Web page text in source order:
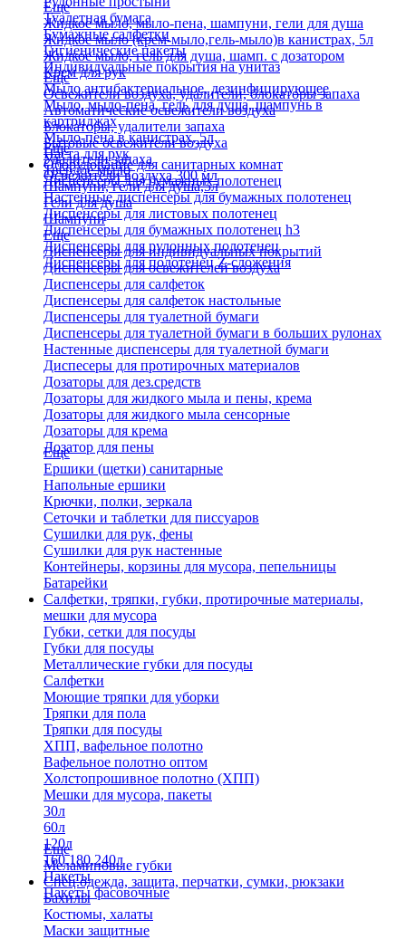
Туалетная бумага
Бумажные салфетки
Гигиенические пакеты
Индивидуальные покрытия на унитаз
Еще
Жидкое мыло, мыло-пена, шампуни, гели для душа
Жидкое мыло (крем-мыло,гель-мыло)в канистрах, 5л
Жидкое мыло, гель для душа, шамп. с дозатором
Крем для рук
Мыло антибактериальное, дезинфицирующее
Мыло, мыло-пена, гель для душа, шампунь в
картриджах
Мыло-пена в канистрах, 5л
Паста для рук
Твердое мыло
Шампуни, гели для душа,5л
Гели для душа
Шампуни
Еще
Освежители воздуха, удалители, блокаторы запаха
Автоматические освежители воздуха
Блокаторы, удалители запаха
Бытовые освежители воздуха
Удалители запаха
Освежители воздуха 300 мл
Еще
Оборудование для санитарных комнат
Диспенсеры для бумажных полотенец
Настенные диспенсеры для бумажных полотенец
Диспенсеры для листовых полотенец
Диспенсеры для бумажных полотенец h3
Диспенсеры для рулонных полотенец
Диспенсеры для полотенец Z-сложения
Еще
Диспенсеры для индивидуальных покрытий
Диспенсеры для освежителей воздуха
Диспенсеры для салфеток
Диспенсеры для салфеток настольные
Диспенсеры для туалетной бумаги
Диспенсеры для туалетной бумаги в больших рулонах
Настенные диспенсеры для туалетной бумаги
Диспесеры для протирочных материалов
Дозаторы для дез.средств
Дозаторы для жидкого мыла и пены, крема
Дозаторы для жидкого мыла сенсорные
Дозаторы для крема
Дозатор для пены
Еще
Ершики (щетки) санитарные
Напольные ершики
Крючки, полки, зеркала
Сеточки и таблетки для писсуаров
Сушилки для рук, фены
Сушилки для рук настенные
Контейнеры, корзины для мусора, пепельницы
Батарейки
Салфетки, тряпки, губки, протирочные материалы,
мешки для мусора
Губки, сетки для посуды
Губки для посуды
Металлические губки для посуды
Салфетки
Моющие тряпки для уборки
Тряпки для пола
Тряпки для посуды
ХПП, вафельное полотно
Вафельное полотно оптом
Холстопрошивное полотно (ХПП)
Мешки для мусора, пакеты
30л
60л
120л
160,180,240л
Пакеты
Пакеты фасовочные
Еще
Меламиновые губки
Спец.одежда, защита, перчатки, сумки, рюкзаки
Бахилы
Костюмы, халаты
Маски защитные